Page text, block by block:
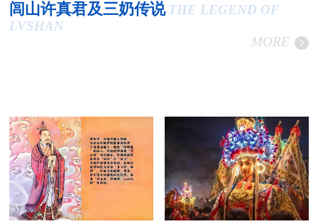
闾山许真君及三奶传说 THE LEGEND OF
LVSHAN
MORE